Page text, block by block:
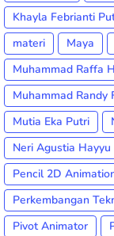
Khayla Febrianti
materi
Maya
Muhammad Raffa
Muhammad Randy
Mutia Eka Putri
Neri Agustia Hayyu
Pencil 2D
Perkembangan
Pivot Animator